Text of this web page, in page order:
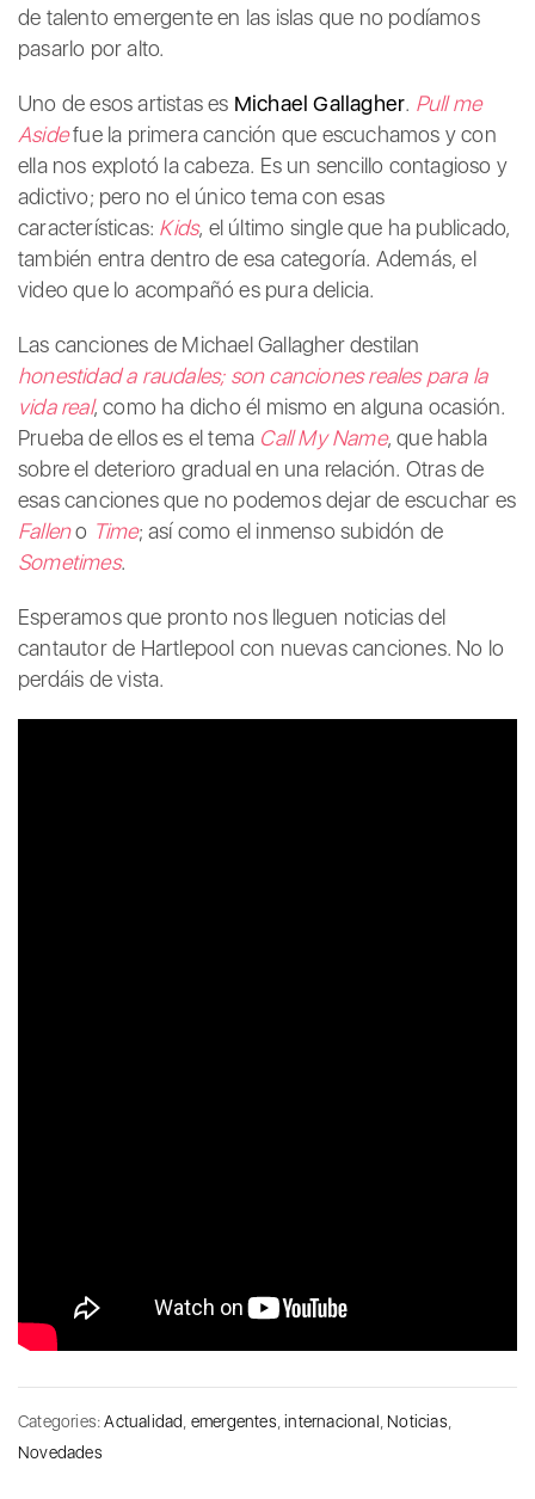
de talento emergente en las islas que no podíamos
pasarlo por alto.
Uno de esos artistas es Michael Gallagher. Pull me
Asidefue la primera canción que escuchamos y con
ella nos explotó la cabeza. Es un sencillo contagioso y
adictivo; pero no el único tema con esas
características: Kids, el último single que ha publicado,
también entra dentro de esa categoría. Además, el
video que lo acompañó es pura delicia.
Las canciones de Michael Gallagher destilan
honestidad a raudales; son canciones reales para la
vida real, como ha dicho él mismo en alguna ocasión.
Prueba de ellos es el tema Call My Name, que habla
sobre el deterioro gradual en una relación. Otras de
esas canciones que no podemos dejar de escuchar es
Falleno Time; así como el inmenso subidón de
Sometimes.
Esperamos que pronto nos lleguen noticias del
cantautor de Hartlepool con nuevas canciones. No lo
perdáis de vista.
Categories:Actualidad emergentes ,internacional Noticias
Novedades